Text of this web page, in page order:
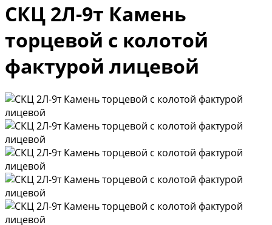
СКЦ 2Л-9т Камень
торцевой с колотой
фактурой лицевой